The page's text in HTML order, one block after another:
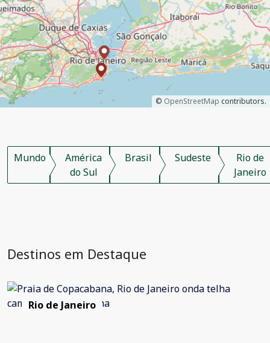
© OpenStreetMap contributors.
Mundo
América
do Sul
Brasil Sudeste
Rio de
Janeiro
Destinos em Destaque
Rio de Janeiro